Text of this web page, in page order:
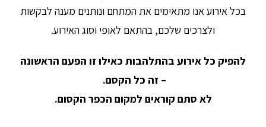
בכל אירוע אנו מתאימים את המתחם ונותנים מענה לבקשות
ולצרכים שלכם, בהתאם לאופי וסוג האירוע.​
להפיק כל אירוע בהתלהבות כאילו זו הפעם הראשונה
– זה כל הקסם.
לא סתם קוראים למקום הכפר הקסום.​